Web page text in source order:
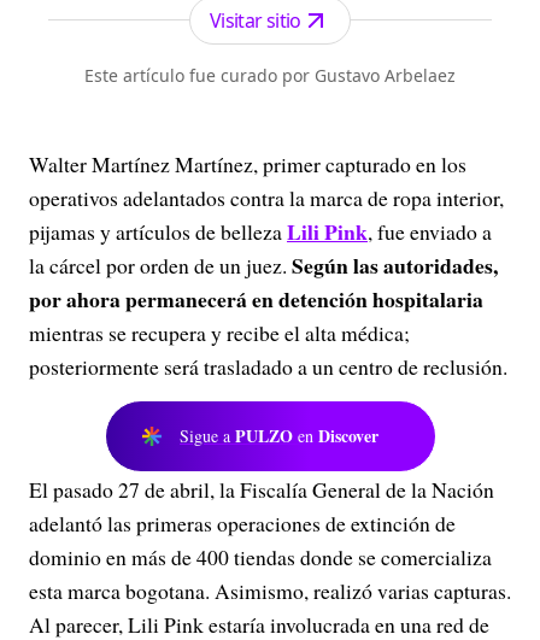
independencia, credibilidad y objetividad.
Visitar sitio
Este artículo fue curado por Gustavo Arbelaez
Walter Martínez Martínez, primer capturado en los
operativos adelantados contra la marca de ropa interior,
pijamas y artículos de bellezaLili Pink, fue enviado a
la cárcel por orden de un juez. Según las autoridades,
por ahora permanecerá en detención hospitalaria
mientras se recupera y recibe el alta médica;
posteriormente será trasladado a un centro de reclusión.
Sigue a PULZO en Discover
El pasado 27 de abril, la Fiscalía General de la Nación
adelantó las primeras operaciones de extinción de
dominio en más de 400 tiendas donde se comercializa
esta marca bogotana. Asimismo, realizó varias capturas.
Al parecer, Lili Pink estaría involucrada en una red de